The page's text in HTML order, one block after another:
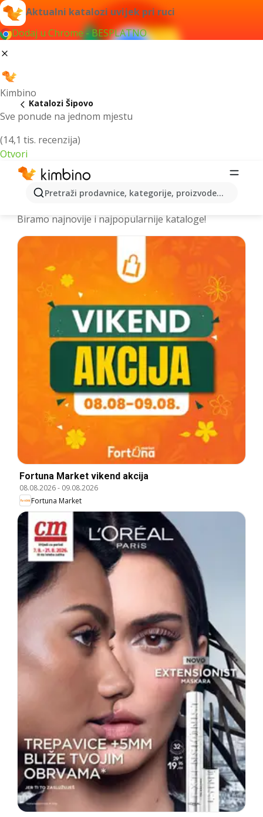
Aktualni katalozi uvijek pri ruci
Dodaj u Chrome - BESPLATNO
Kimbino
Sve ponude na jednom mjestu
(14,1 tis. recenzija)
Otvori
Pretraži prodavnice, kategorije, proizvode...
Katalozi Šipovo
Izdvojili smo za vas najbolje akcije za
Biramo najnovije i najpopularnije kataloge!
Fortuna Market vikend akcija
08.08.2026- 09.08.2026
Fortuna Market